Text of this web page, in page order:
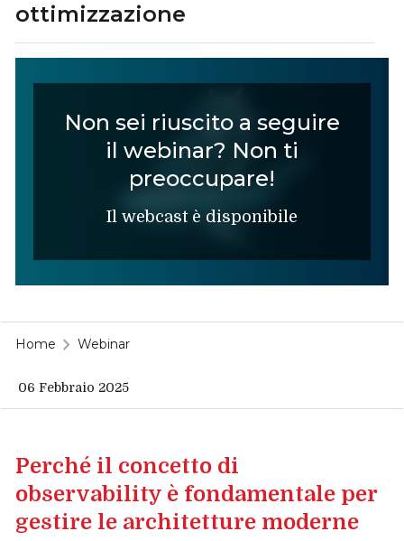
ottimizzazione
Non sei riuscito a seguire
il webinar? Non ti
preoccupare!
Il webcast è disponibile
Home Webinar
06 Febbraio 2025
Perché il concetto di
observability è fondamentale per
gestire le architetture moderne